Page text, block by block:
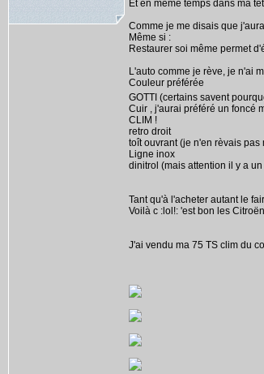
Et en même temps dans ma
Comme je me disais que
Même si :
Restaurer soi même permet
L'auto comme je rève, je n'ai
Couleur préférée
GOTTI (certains savent
Cuir , j'aurai préféré un foncé
CLIM !
retro droit
toît ouvrant (je n'en rèvais
Ligne inox
dinitrol (mais attention il y a
Tant qu'à l'acheter autant le
Voilà c :lol!: 'est bon les
J'ai vendu ma 75 TS clim du